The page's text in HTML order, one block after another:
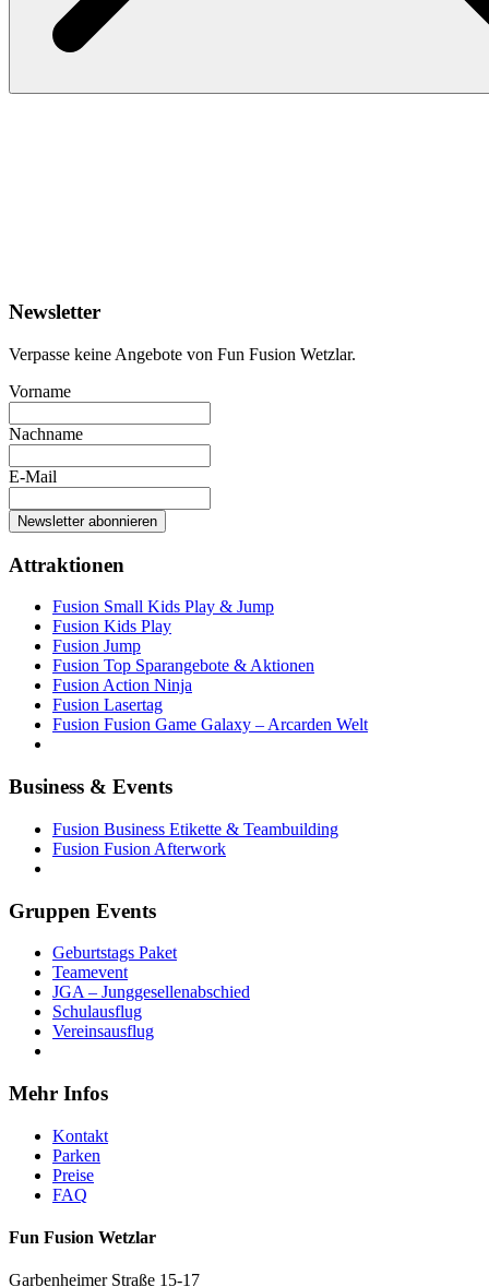
Newsletter
Verpasse keine Angebote von Fun Fusion Wetzlar.
Vorname
Nachname
E-Mail
Newsletter abonnieren
Attraktionen
Fusion Small Kids Play & Jump
Fusion Kids Play
Fusion Jump
Fusion Top Sparangebote & Aktionen
Fusion Action Ninja
Fusion Lasertag
Fusion Fusion Game Galaxy – Arcarden Welt
Business & Events
Fusion Business Etikette & Teambuilding
Fusion Fusion Afterwork
Gruppen Events
Geburtstags Paket
Teamevent
JGA – Junggesellenabschied
Schulausflug
Vereinsausflug
Mehr Infos
Kontakt
Parken
Preise
FAQ
Fun Fusion Wetzlar
Garbenheimer Straße 15-17